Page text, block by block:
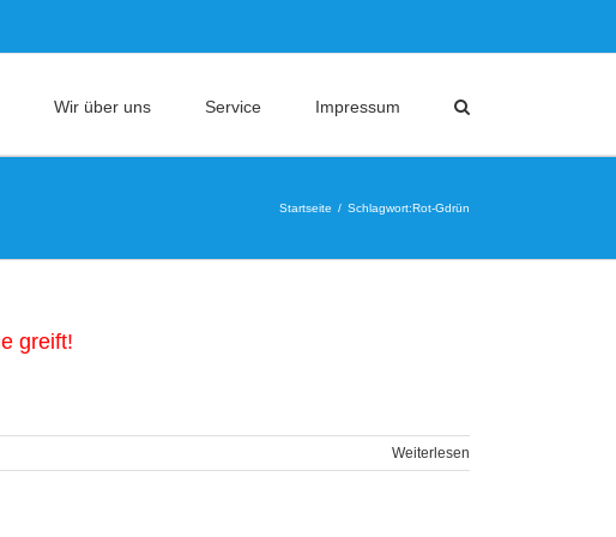
Wir über uns Service Impressum
Startseite Schlagwort:Rot-Gdrün
greift!
Weiterlesen